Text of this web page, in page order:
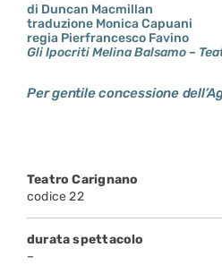
di Duncan Macmillan
traduzione Monica Capuani
regia Pierfrancesco Favino
Gli Ipocriti Melina Balsamo –
Per gentile concessione
Teatro Carignano
codice 22
durata spettacolo
–